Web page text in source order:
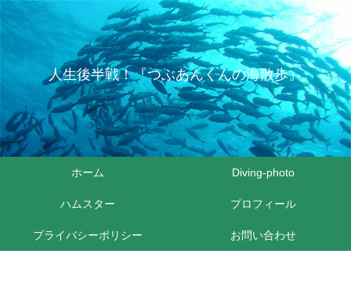
人生後半戦！『つぶあんくんの海散歩』
ホーム Diving-photo
ハムスター プロフィール
プライバシーポリシー お問い合わせ